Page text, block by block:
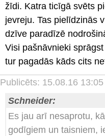
žīdi. Katra ticīgā svēts
jevreju. Tas pielīdzinās
dzīve paradīzē
Visi pašnāvnieki
tur pagadās kāds cits
Publicēts: 15.08.16 13:05
Schneider:
Es jau arī nesaprotu,
godīgiem un taisniem,